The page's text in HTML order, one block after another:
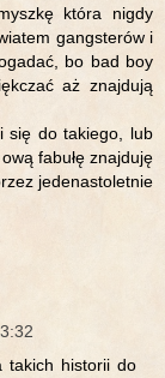
która nigdy
gangsterów i
bo bad boy
aż znajdują
się do takiego, lub
fabułę znajduję
jedenastoletnie
takich historii do